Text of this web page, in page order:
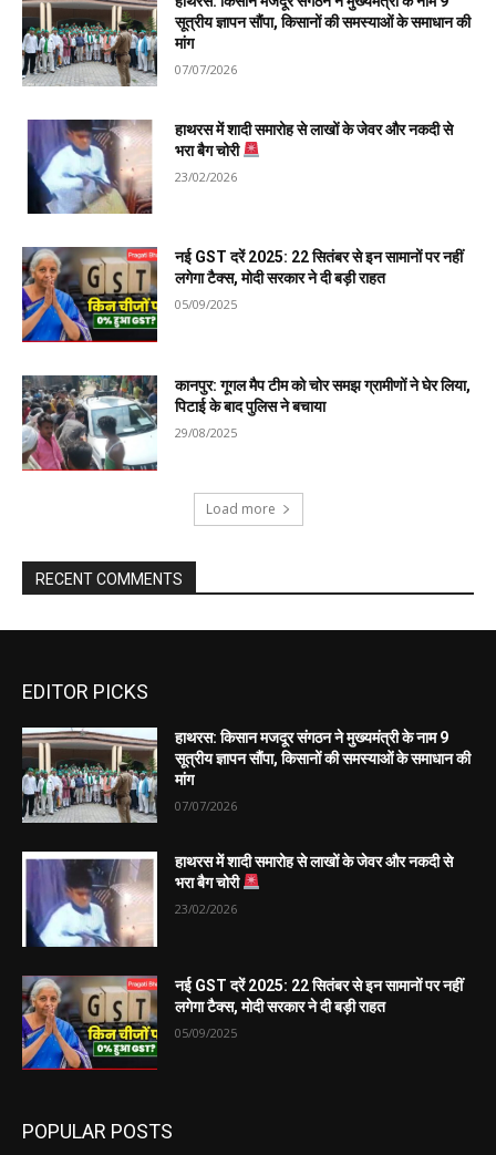
EDITOR PICKS
हाथरस: किसान मजदूर संगठन ने मुख्यमंत्री के नाम 9
सूत्रीय ज्ञापन सौंपा, किसानों की समस्याओं के समाधान की
मांग
07/07/2026
हाथरस में शादी समारोह से लाखों के जेवर और नकदी से
भरा बैग चोरी
23/02/2026
नई GST दरें 2025: 22 सितंबर से इन सामानों पर नहीं
लगेगा टैक्स, मोदी सरकार ने दी बड़ी राहत
05/09/2025
POPULAR POSTS